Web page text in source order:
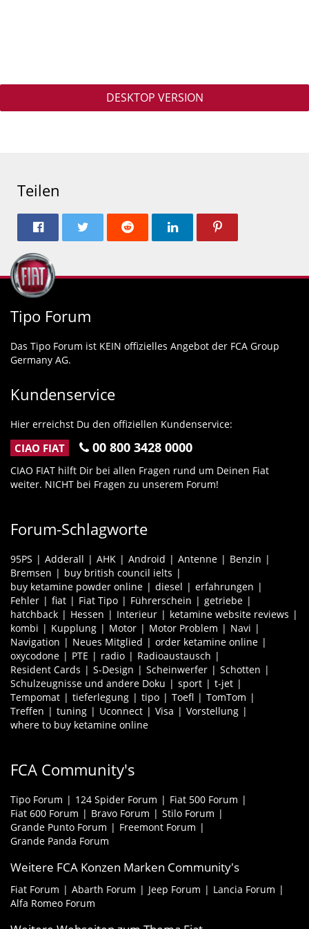
DESKTOP VERSION
Teilen
Tipo Forum
Das Tipo Forum ist KEIN offizielles Angebot der FCA Group
Germany AG.
Kundenservice
Hier erreichst Du den offiziellen Kundenservice:
CIAO FIAT 00 800 3428 0000
CIAO FIAT hilft Dir bei allen Fragen rund um Deinen Fiat
weiter. NICHT bei Fragen zu unserem Forum!
Forum-Schlagworte
95PS Adderall AHK Android Antenne
Benzin
Bremsen
buy british council ielts
buy ketamine powder online
diesel
erfahrungen
Fehler
fiat Fiat Tipo Führerschein
getriebe
hatchback
Hessen Interieur
ketamine website reviews
kombi
Kupplung Motor Motor Problem
Navi
Navigation
Neues Mitglied
order ketamine online
oxycodone
PTE radio
Radioaustausch
Resident Cards
S-Design Scheinwerfer
Schotten
Schulzeugnisse und andere Doku
sport
t-jet
Tempomat
tieferlegung tipo Toefl
TomTom
Treffen
tuning Uconnect Visa
Vorstellung
where to buy ketamine online
FCA Community's
Tipo Forum 124 Spider Forum
Fiat 500 Forum
Fiat 600 Forum
Bravo Forum
Stilo Forum
Grande Punto Forum
Freemont Forum
Grande Panda Forum
Weitere FCA Konzen Marken Community's
Fiat Forum Abarth Forum Jeep Forum
Lancia Forum
Alfa Romeo Forum